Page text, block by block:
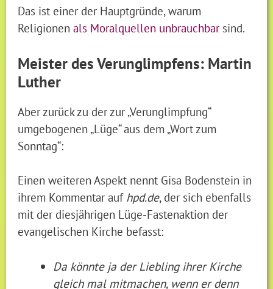
Das ist einer der Hauptgründe, warum
Religionenals Moralquellen unbrauchbarsind.
Meister des Verunglimpfens: Martin
Luther
Aber zurück zu der zur „Verunglimpfung“
umgebogenen „Lüge“ aus dem „Wort zum
Sonntag“:
Einen weiteren Aspekt nennt Gisa Bodenstein in
ihrem Kommentar auf hpd.de, der sich ebenfalls
mit der diesjährigen Lüge-Fastenaktion der
evangelischen Kirche befasst:
Da könnte ja der Liebling ihrer Kirche
gleich mal mitmachen, wenn er denn